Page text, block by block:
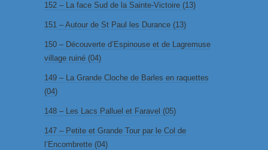
152 – La face Sud de la Sainte-Victoire (13)
151 – Autour de St Paul les Durance (13)
150 – Découverte d’Espinouse et de Lagremuse
village ruiné (04)
149 – La Grande Cloche de Barles en raquettes
(04)
148 – Les Lacs Palluel et Faravel (05)
147 – Petite et Grande Tour par le Col de
l’Encombrette (04)